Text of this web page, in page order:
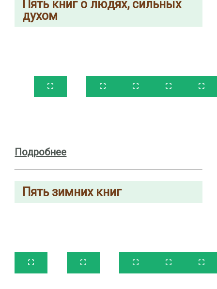
Пять книг о людях, сильных
духом
Подробнее
Пять зимних книг